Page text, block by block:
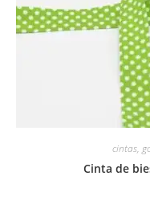
cintas,
Cinta de